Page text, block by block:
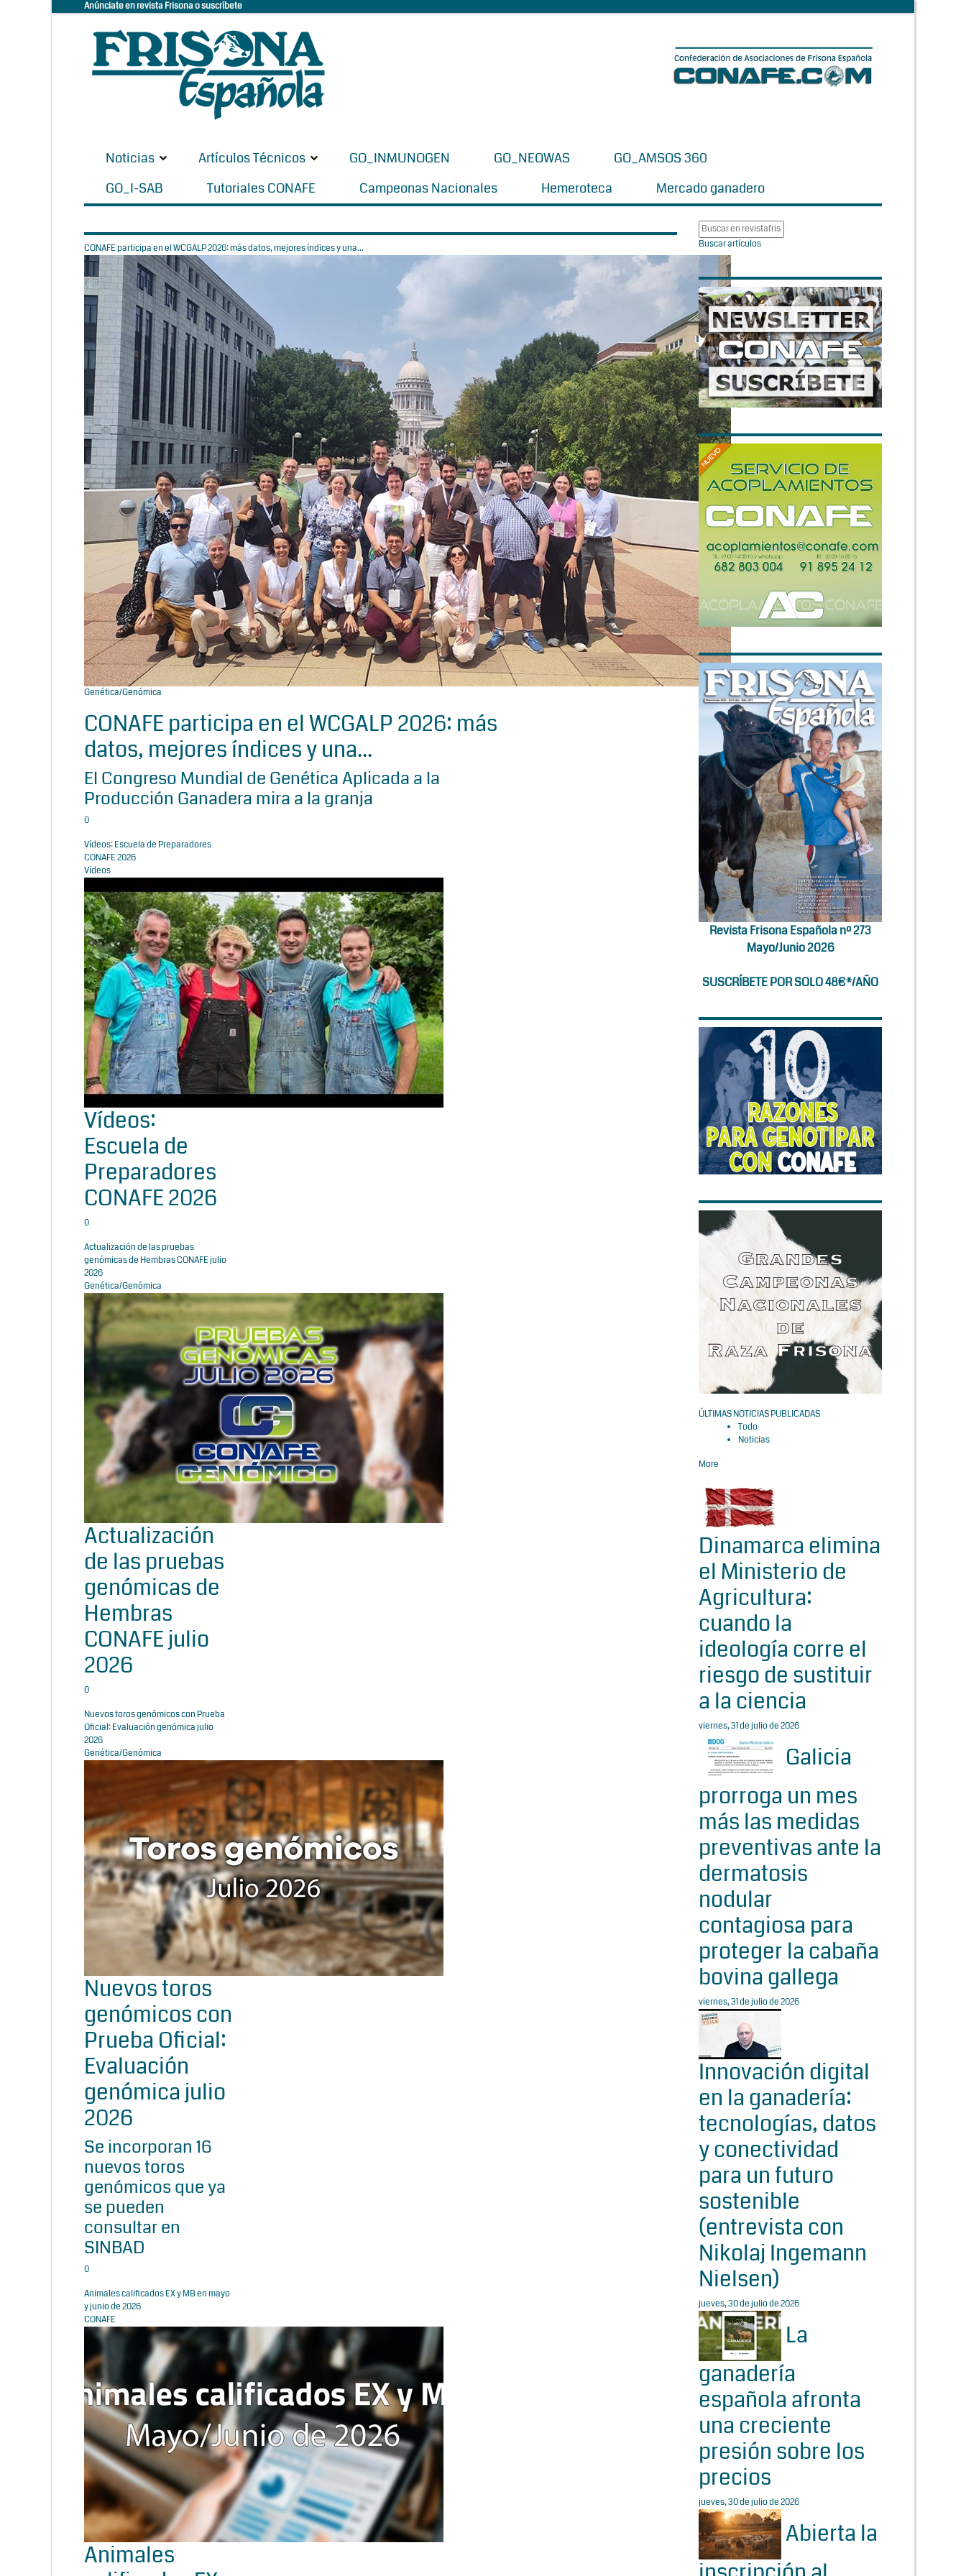
Anúnciate en revista Frisona o suscríbete
Noticias Artículos Técnicos GO_INMUNOGEN GO_NEOWAS
GO_AMSOS 360
GO_I-SAB
Tutoriales CONAFE Campeonas Nacionales Hemeroteca Mercado ganadero
CONAFE participa en el WCGALP 2026: más datos, mejores índices y una...
Genética/Genómica
CONAFE participa en el WCGALP 2026: más
datos, mejores índices y una...
El Congreso Mundial de Genética Aplicada a la
Producción Ganadera mira a la granja
0
Vídeos: Escuela de Preparadores
CONAFE 2026
Vídeos
Vídeos:
Escuela de
Preparadores
CONAFE 2026
0
Actualización de las pruebas
genómicas de Hembras CONAFE julio
2026
Genética/Genómica
Actualización
de las pruebas
genómicas de
Hembras
CONAFE julio
2026
0
Nuevos toros genómicos con Prueba
Oficial: Evaluación genómica julio
2026
Genética/Genómica
Nuevos toros
genómicos con
Prueba Oficial:
Evaluación
genómica julio
2026
Se incorporan 16
nuevos toros
genómicos que ya
se pueden
consultar en
SINBAD
0
Animales calificados EX y MB en mayo
y junio de 2026
CONAFE
Animales
Buscar artículos
Revista Frisona Española nº 273
Mayo/Junio 2026
SUSCRÍBETE POR SOLO 48€*/AÑO
ÚLTIMAS NOTICIAS PUBLICADAS
Todo
Noticias
More
Dinamarca elimina
el Ministerio de
Agricultura:
cuando la
ideología corre el
riesgo de sustituir
a la ciencia
viernes, 31 de julio de 2026
Galicia
prorroga un mes
más las medidas
preventivas ante la
dermatosis
nodular
contagiosa para
proteger la cabaña
bovina gallega
viernes, 31 de julio de 2026
Innovación digital
en la ganadería:
tecnologías, datos
y conectividad
para un futuro
sostenible
(entrevista con
Nikolaj Ingemann
Nielsen)
jueves, 30 de julio de 2026
La
ganadería
española afronta
una creciente
presión sobre los
precios
jueves, 30 de julio de 2026
Abierta la